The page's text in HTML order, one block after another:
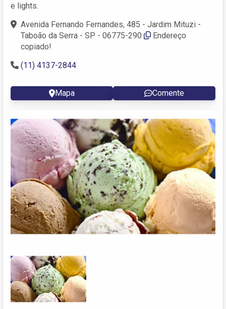
e lights.
Avenida Fernando Fernandes, 485 - Jardim Mituzi -
Taboão da Serra - SP - 06775-290
Endereço
copiado!
(11) 4137-2844
Mapa Comente